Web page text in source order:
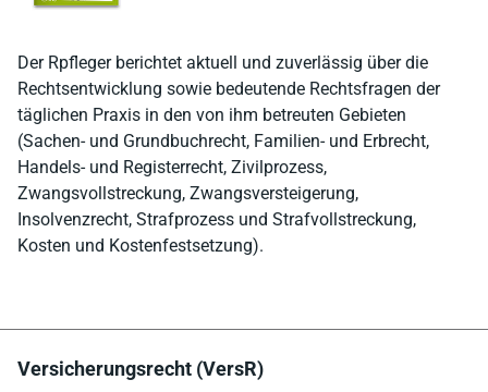
Der Rpfleger berichtet aktuell und zuverlässig über die
Rechtsentwicklung sowie bedeutende Rechtsfragen der
täglichen Praxis in den von ihm betreuten Gebieten
(Sachen- und Grundbuchrecht, Familien- und Erbrecht,
Handels- und Registerrecht, Zivilprozess,
Zwangsvollstreckung, Zwangsversteigerung,
Insolvenzrecht, Strafprozess und Strafvollstreckung,
Kosten und Kostenfestsetzung).
Versicherungsrecht (VersR)